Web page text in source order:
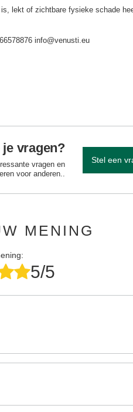
lekt of zichtbare fysieke schade
info@venusti.eu
vragen?
vragen en
voor anderen..
Stel een
MENING
5/5